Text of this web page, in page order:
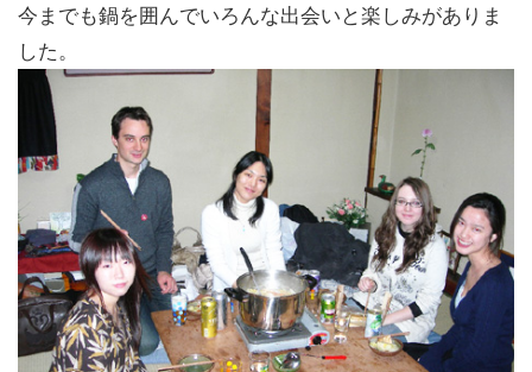
今までも鍋を囲んでいろんな出会いと楽しみがありま
した。